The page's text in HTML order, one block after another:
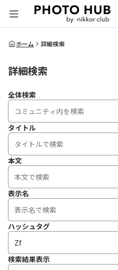
全体検索
ホーム 詳細検索
詳細検索
全体検索
タイトル
本文
表示名
ハッシュタグ
検索結果表示